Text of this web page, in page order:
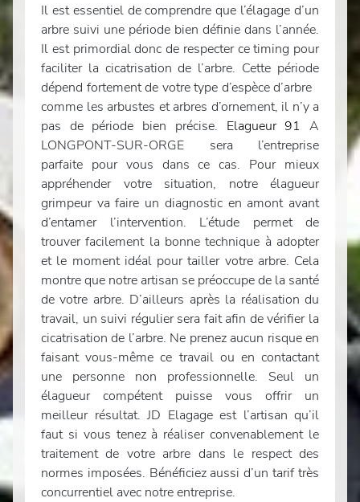
Il est essentiel de comprendre que l’élagage d’un
arbre suivi une période bien définie dans l’année.
Il est primordial donc de respecter ce timing pour
faciliter la cicatrisation de l’arbre. Cette période
dépend fortement de votre type d’espèce d’arbre
comme les arbustes et arbres d’ornement, il n’y a
pas de période bien précise. Elagueur 91 A
LONGPONT-SUR-ORGE sera l’entreprise
parfaite pour vous dans ce cas. Pour mieux
appréhender votre situation, notre élagueur
grimpeur va faire un diagnostic en amont avant
d’entamer l’intervention. L’étude permet de
trouver facilement la bonne technique à adopter
et le moment idéal pour tailler votre arbre. Cela
montre que notre artisan se préoccupe de la santé
de votre arbre. D’ailleurs après la réalisation du
travail, un suivi régulier sera fait afin de vérifier la
cicatrisation de l’arbre. Ne prenez aucun risque en
faisant vous-même ce travail ou en contactant
une personne non professionnelle. Seul un
élagueur compétent puisse vous offrir un
meilleur résultat. JD Elagage est l’artisan qu’il
faut si vous tenez à réaliser convenablement le
traitement de votre arbre dans le respect des
normes imposées. Bénéficiez aussi d’un tarif très
concurrentiel avec notre entreprise.